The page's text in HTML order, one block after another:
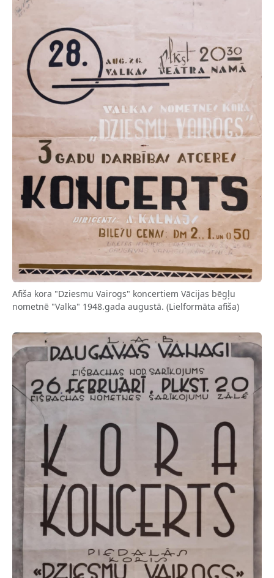
Afiša kora "Dziesmu Vairogs" koncertiem Vācijas bēgļu
nometnē "Valka" 1948.gada augustā. (Lielformāta afiša)